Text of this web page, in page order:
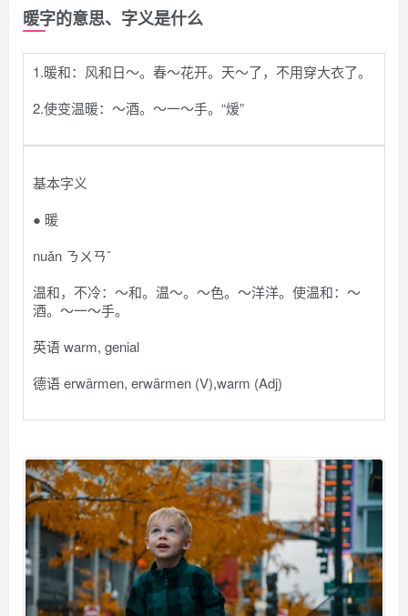
暖字的意思、字义是什么
1.暖和：风和日～。春～花开。天～了，不用穿大衣了。
2.使变温暖：～酒。～一～手。“煖”
基本字义
● 暖
nuǎn ㄋㄨㄢˇ
温和，不冷：～和。温～。～色。～洋洋。使温和：～
酒。～一～手。
英语 warm, genial
德语 erwärmen, erwärmen (V)​,warm (Adj)